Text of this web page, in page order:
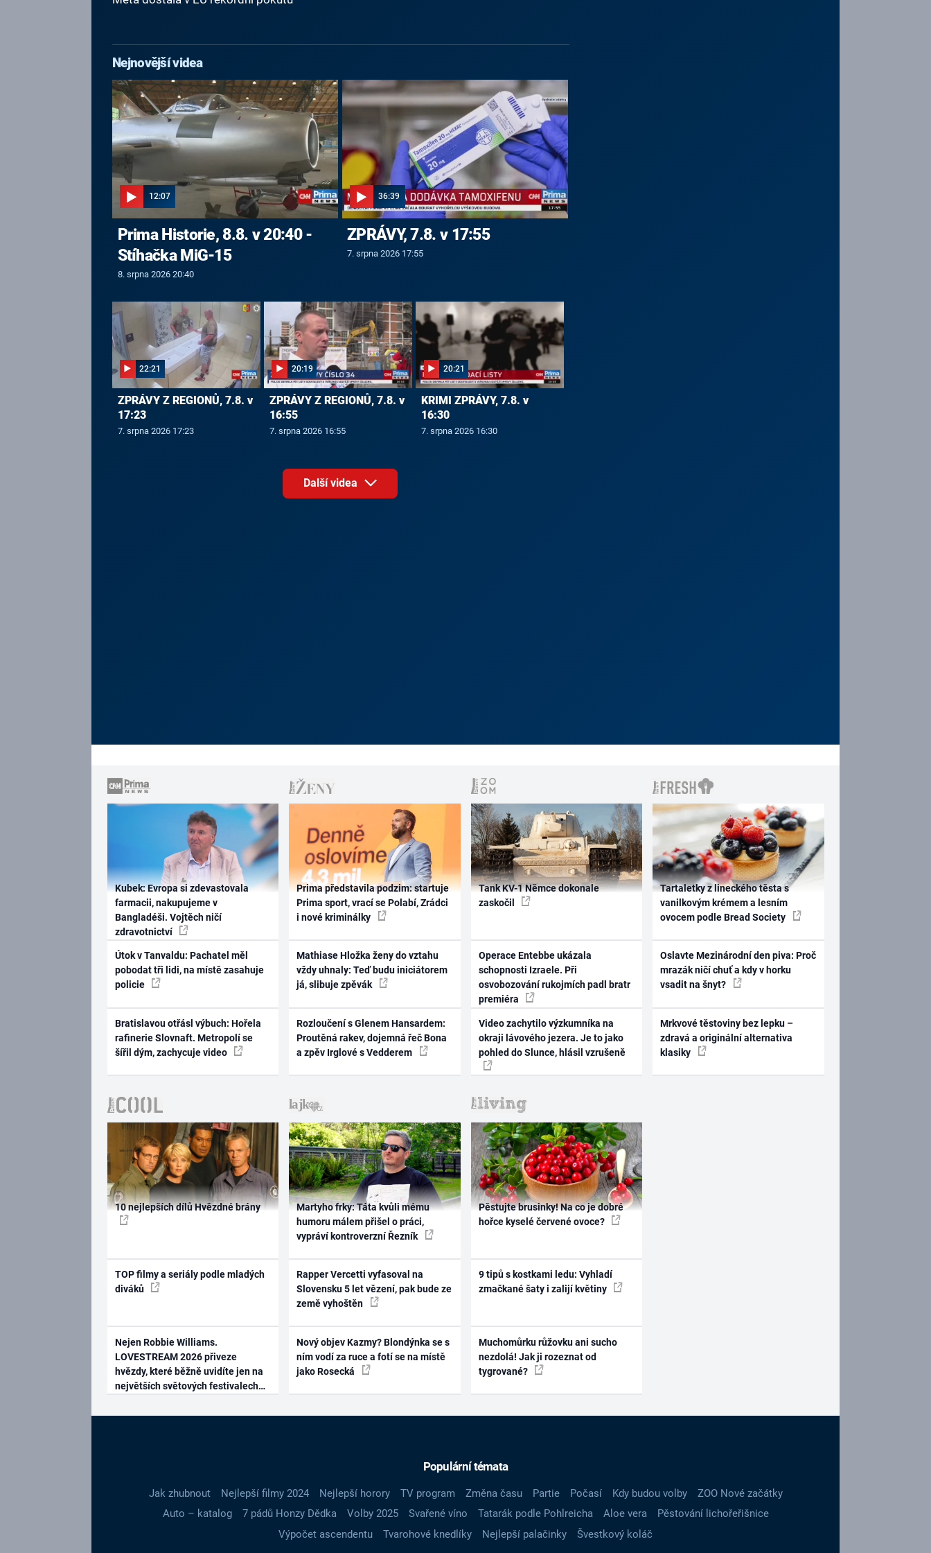
Nejnovější videa
12:07
Prima Historie, 8.8. v 20:40 -
Stíhačka MiG-15
8. srpna 2026 20:40
36:39
ZPRÁVY, 7.8. v 17:55
7. srpna 2026 17:55
22:21
ZPRÁVY Z REGIONŮ, 7.8. v
17:23
7. srpna 2026 17:23
20:19
ZPRÁVY Z REGIONŮ, 7.8. v
16:55
7. srpna 2026 16:55
20:21
KRIMI ZPRÁVY, 7.8. v
16:30
7. srpna 2026 16:30
Další videa
Kubek: Evropa si zdevastovala
farmacii, nakupujeme v
Bangladéši. Vojtěch ničí
zdravotnictví
Útok v Tanvaldu: Pachatel měl
pobodat tři lidi, na místě zasahuje
policie
Bratislavou otřásl výbuch: Hořela
rafinerie Slovnaft. Metropolí se
šířil dým, zachycuje video
Prima představila podzim: startuje
Prima sport, vrací se Polabí, Zrádci
i nové kriminálky
Mathiase Hložka ženy do vztahu
vždy uhnaly: Teď budu iniciátorem
já, slibuje zpěvák
Rozloučení s Glenem Hansardem:
Proutěná rakev, dojemná řeč Bona
a zpěv Irglové s Vedderem
Tank KV-1 Němce dokonale
zaskočil
Operace Entebbe ukázala
schopnosti Izraele. Při
osvobozování rukojmích padl bratr
premiéra
Video zachytilo výzkumníka na
okraji lávového jezera. Je to jako
pohled do Slunce, hlásil vzrušeně
Tartaletky z lineckého těsta s
vanilkovým krémem a lesním
ovocem podle Bread Society
Oslavte Mezinárodní den piva: Proč
mrazák ničí chuť a kdy v horku
vsadit na šnyt?
Mrkvové těstoviny bez lepku –
zdravá a originální alternativa
klasiky
10 nejlepších dílů Hvězdné brány
TOP filmy a seriály podle mladých
diváků
Nejen Robbie Williams.
LOVESTREAM 2026 přiveze
hvězdy, které běžně uvidíte jen na
největších světových festivalech
Martyho frky: Táta kvůli mému
humoru málem přišel o práci,
vypráví kontroverzní Řezník
Rapper Vercetti vyfasoval na
Slovensku 5 let vězení, pak bude ze
země vyhoštěn
Nový objev Kazmy? Blondýnka se s
ním vodí za ruce a fotí se na místě
jako Rosecká
Pěstujte brusinky! Na co je dobré
hořce kyselé červené ovoce?
9 tipů s kostkami ledu: Vyhladí
zmačkané šaty i zalijí květiny
Muchomůrku růžovku ani sucho
nezdolá! Jak ji rozeznat od
tygrované?
Populární témata
Jak zhubnout Nejlepší filmy 2024 Nejlepší horory TV program Změna času Partie Počasí Kdy budou volby
ZOO Nové začátky
Auto – katalog
7 pádů Honzy Dědka Volby 2025 Svařené víno Tatarák podle Pohlreicha Aloe vera
Pěstování lichořeřišnice
Výpočet ascendentu
Tvarohové knedlíky Nejlepší palačinky Švestkový koláč